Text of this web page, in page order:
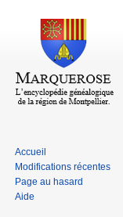
Accueil
Modifications récentes
Page au hasard
Aide